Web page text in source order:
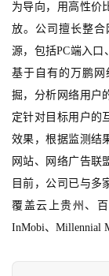
游
戏
业
界
手
机
游
戏
机
为导向，用高性价
放。公司擅长整
源，包括PC端入口
基于自有的 万鹏网
掘，分析网络用户
定针对目标用户的
效果，根据监测结
网站、网络广告联
目前，公司已与多
覆盖云上贵州、
InMobi、Millennial